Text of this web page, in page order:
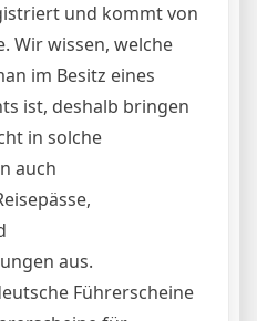
und kommt von
Wir wissen, welche
im Besitz eines
ist, deshalb bringen
in solche
auch
aus.
Führerscheine